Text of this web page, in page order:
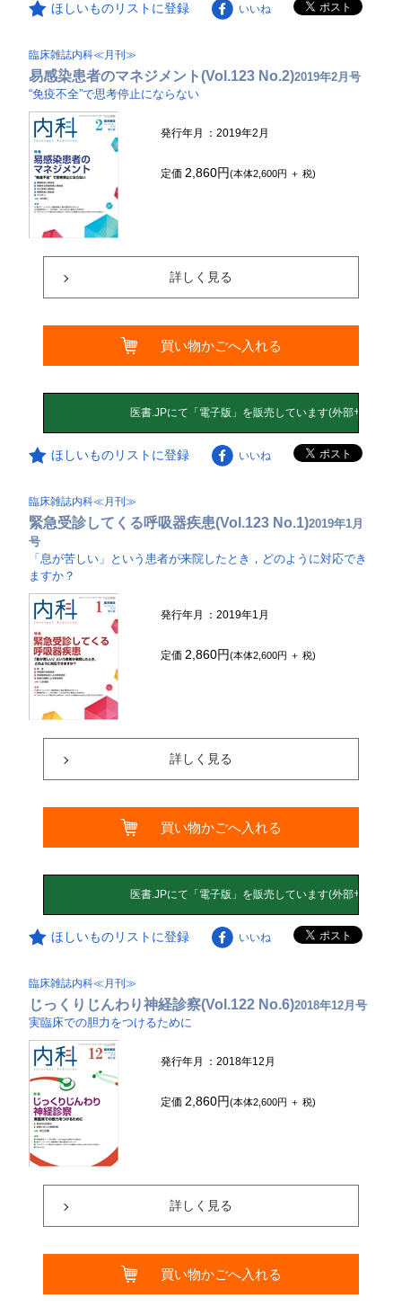
ほしいものリストに登録 いいね
臨床雑誌内科≪月刊≫
易感染患者のマネジメント(Vol.123 No.2)2019年2月号
“免疫不全”で思考停止にならない
発行年月 ：2019年2月
定価2,860円(本体2,600円 ＋ 税)
詳しく見る
買い物かごへ入れる
ほしいものリストに登録 いいね
臨床雑誌内科≪月刊≫
緊急受診してくる呼吸器疾患(Vol.123 No.1)2019年1月
号
「息が苦しい」という患者が来院したとき，どのように対応でき
ますか？
発行年月 ：2019年1月
定価2,860円(本体2,600円 ＋ 税)
詳しく見る
買い物かごへ入れる
ほしいものリストに登録 いいね
臨床雑誌内科≪月刊≫
じっくりじんわり神経診察(Vol.122 No.6)2018年12月号
実臨床での胆力をつけるために
発行年月 ：2018年12月
定価2,860円(本体2,600円 ＋ 税)
詳しく見る
買い物かごへ入れる